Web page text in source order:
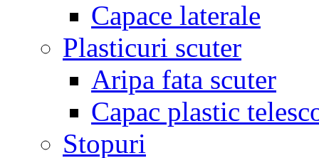
Capace laterale
Plasticuri scuter
Aripa fata scuter
Capac plastic
Stopuri